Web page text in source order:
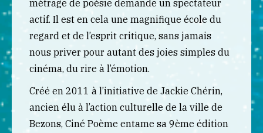
métrage de poésie demande un spectateur
actif. Il est en cela une magnifique école du
regard et de l’esprit critique, sans jamais
nous priver pour autant des joies simples du
cinéma, du rire à l’émotion.
Créé en 2011 à l’initiative de Jackie Chérin,
ancien élu à l’action culturelle de la ville de
Bezons, Ciné Poème entame sa 9ème édition